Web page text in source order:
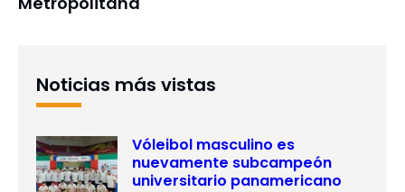
Noticias más vistas
Vóleibol masculino es
nuevamente subcampeón
universitario panamericano